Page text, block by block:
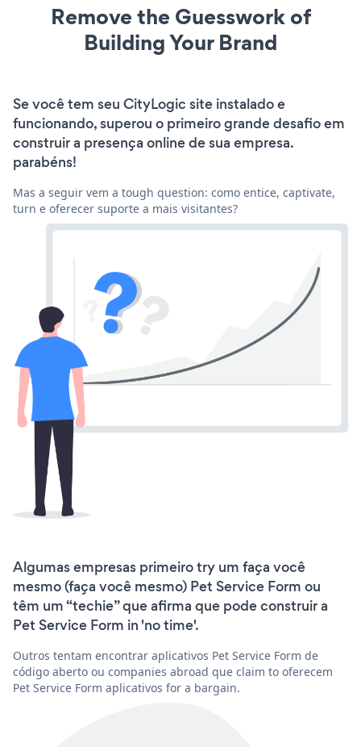
Remove the Guesswork of
Building Your Brand
Se você tem seu CityLogic site instalado e
funcionando, superou o primeiro grande desafio em
construir a presença online de sua empresa.
parabéns!
Mas a seguir vem a tough question: como entice, captivate,
turn e oferecer suporte a mais visitantes?
Algumas empresas primeiro try um faça você
mesmo (faça você mesmo) Pet Service Form ou
têm um “techie” que afirma que pode construir a
Pet Service Form in 'no time'.
Outros tentam encontrar aplicativos Pet Service Form de
código aberto ou companies abroad que claim to oferecem
Pet Service Form aplicativos for a bargain.